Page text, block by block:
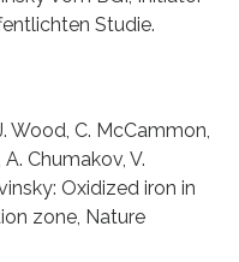
Studie.
Wood, C. McCammon,
Chumakov, V.
Oxidized iron in
zone, Nature